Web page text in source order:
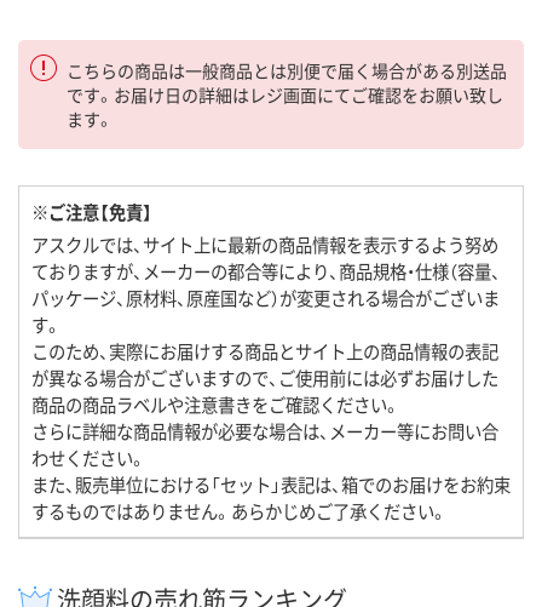
こちらの商品は一般商品とは別便で届く場合がある別送品
です。お届け日の詳細はレジ画面にてご確認をお願い致し
ます。
※ご注意【免責】
アスクルでは、サイト上に最新の商品情報を表示するよう努め
ておりますが、メーカーの都合等により、商品規格・仕様（容量、
パッケージ、原材料、原産国など）が変更される場合がございま
す。
このため、実際にお届けする商品とサイト上の商品情報の表記
が異なる場合がございますので、ご使用前には必ずお届けした
商品の商品ラベルや注意書きをご確認ください。
さらに詳細な商品情報が必要な場合は、メーカー等にお問い合
わせください。
また、販売単位における「セット」表記は、箱でのお届けをお約束
するものではありません。あらかじめご了承ください。
洗顔料の売れ筋ランキング